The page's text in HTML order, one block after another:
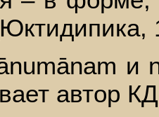
и
автор